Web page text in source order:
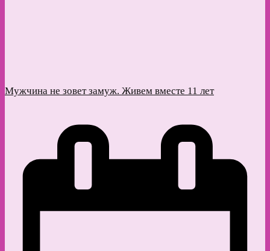
Мужчина не зовет замуж. Живем вместе 11 лет